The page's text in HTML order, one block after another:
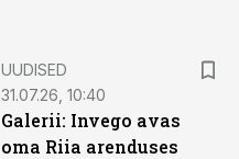
UUDISED
31.07.26, 10:40
Galerii: Invego avas
oma Riia arenduses